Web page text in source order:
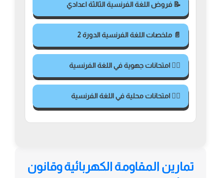
📝 فروض اللغة الفرنسية الثالثة اعدادي
📄 ملخصات اللغة الفرنسية الدورة 2
✍🏻 امتحانات جهوية في اللغة الفرنسية
✍🏻 امتحانات محلية في اللغة الفرنسية
تمارين المقاومة الكهربائية وقانون